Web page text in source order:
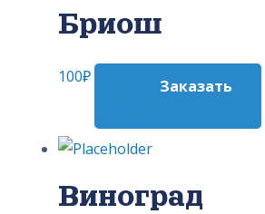
Бриош
100₽ Заказать
Виноград